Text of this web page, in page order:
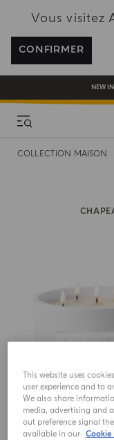
Vous visitez
CONFIRMER
INSCRIVEZ-
CADEAU OFFERT
NEW
COLLECTION MAISON
This website uses
user experience and to
We also share
media, advertising and
out preference signal
available in our Cookie